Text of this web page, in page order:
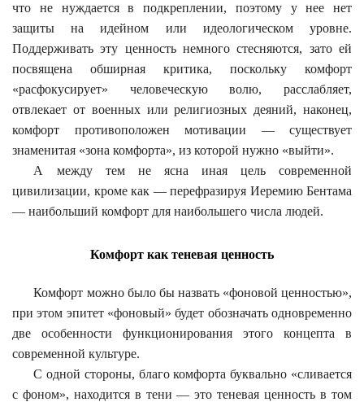
что не нуждается в подкреплении, поэтому у нее нет
защиты на идейном или идеологическом уровне.
Поддерживать эту ценность немного стесняются, зато ей
посвящена обширная критика, поскольку комфорт
«расфокусирует» человеческую волю, расслабляет,
отвлекает от военных или религиозных деяний, наконец,
комфорт противоположен мотивации — существует
знаменитая «зона комфорта», из которой нужно «выйти».
А между тем не ясна иная цель современной
цивилизации, кроме как — перефразируя Иеремию Бентама
— наибольший комфорт для наибольшего числа людей.
Комфорт как теневая ценность
Комфорт можно было бы назвать «фоновой ценностью»,
при этом эпитет «фоновый» будет обозначать одновременно
две особенности функционирования этого концепта в
современной культуре.
С одной стороны, благо комфорта буквально «сливается
с фоном», находится в тени — это теневая ценность в том